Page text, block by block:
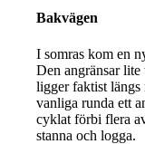
Bakvägen
I somras kom en
Den angränsar
ligger faktist
vanliga runda ett
cyklat förbi flera
stanna och logga.